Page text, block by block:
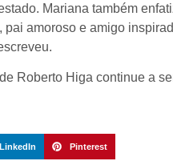
Mariana também
amoroso e amigo
Roberto Higa continue a
LinkedIn Pinterest